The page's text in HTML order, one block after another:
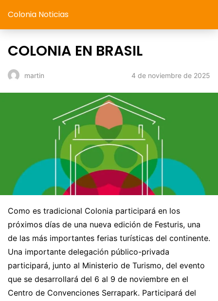
Colonia Noticias
COLONIA EN BRASIL
martin 4 de noviembre de 2025
Como es tradicional Colonia participará en los
próximos días de una nueva edición de Festuris, una
de las más importantes ferias turísticas del continente.
Una importante delegación público-privada
participará, junto al Ministerio de Turismo, del evento
que se desarrollará del 6 al 9 de noviembre en el
Centro de Convenciones Serrapark. Participará del